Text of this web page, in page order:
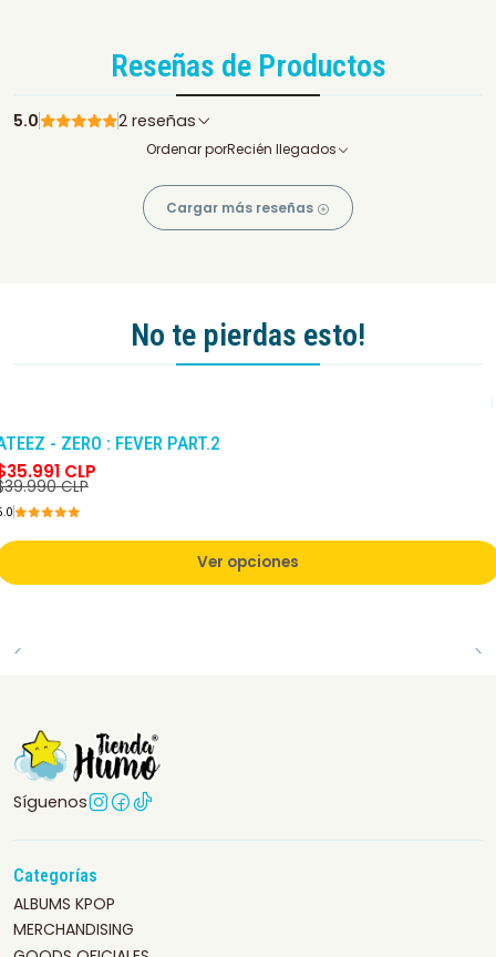
Reseñas de Productos
5.0 2 reseñas
Ordenar porRecién llegados
Cargar más reseñas
No te pierdas esto!
- ZERO : FEVER PART.2
CLP
CLP
Ver opciones
Síguenos
Categorías
ALBUMS KPOP
MERCHANDISING